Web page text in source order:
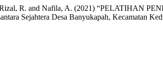
Rizal, R. and Nafila, A. (2021) “PELATIHAN
Sejahtera Desa Banyukapah, Kecamatan